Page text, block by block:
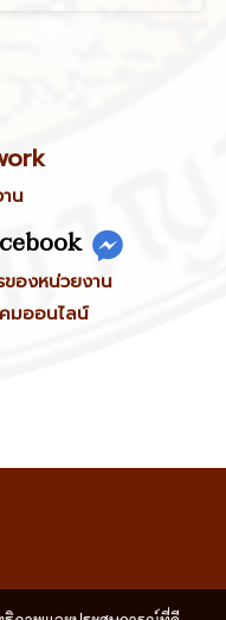
น
องหน่วยงาน
มออนไลน์